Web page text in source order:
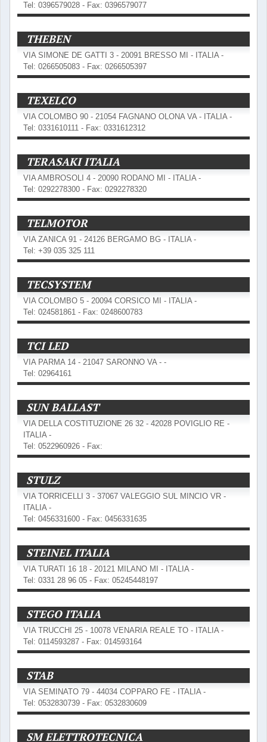
Tel: 0396579028 - Fax: 0396579077
THEBEN
VIA SIMONE DE GATTI 3 - 20091 BRESSO MI - ITALIA -
Tel: 0266505083 - Fax: 0266505397
TEXELCO
VIA COLOMBO 90 - 21054 FAGNANO OLONA VA - ITALIA -
Tel: 0331610111 - Fax: 0331612312
TERASAKI ITALIA
VIA AMBROSOLI 4 - 20090 RODANO MI - ITALIA -
Tel: 0292278300 - Fax: 0292278320
TELMOTOR
VIA ZANICA 91 - 24126 BERGAMO BG - ITALIA -
Tel: +39 035 325 111
TECSYSTEM
VIA COLOMBO 5 - 20094 CORSICO MI - ITALIA -
Tel: 024581861 - Fax: 0248600783
TCI LED
VIA PARMA 14 - 21047 SARONNO VA - -
Tel: 02964161
SUN BALLAST
VIA DELLA COSTITUZIONE 26 32 - 42028 POVIGLIO RE -
ITALIA -
Tel: 0522960926 - Fax:
STULZ
VIA TORRICELLI 3 - 37067 VALEGGIO SUL MINCIO VR -
ITALIA -
Tel: 0456331600 - Fax: 0456331635
STEINEL ITALIA
VIA TURATI 16 18 - 20121 MILANO MI - ITALIA -
Tel: 0331 28 96 05 - Fax: 05245448197
STEGO ITALIA
VIA TRUCCHI 25 - 10078 VENARIA REALE TO - ITALIA -
Tel: 0114593287 - Fax: 014593164
STAB
VIA SEMINATO 79 - 44034 COPPARO FE - ITALIA -
Tel: 0532830739 - Fax: 0532830609
SM ELETTROTECNICA